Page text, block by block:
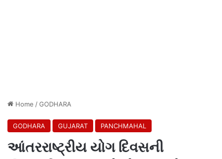
Home /GODHARA
GODHARA GUJARAT PANCHMAHAL
આંતરરાષ્ટ્રીય યોગ દિવસની